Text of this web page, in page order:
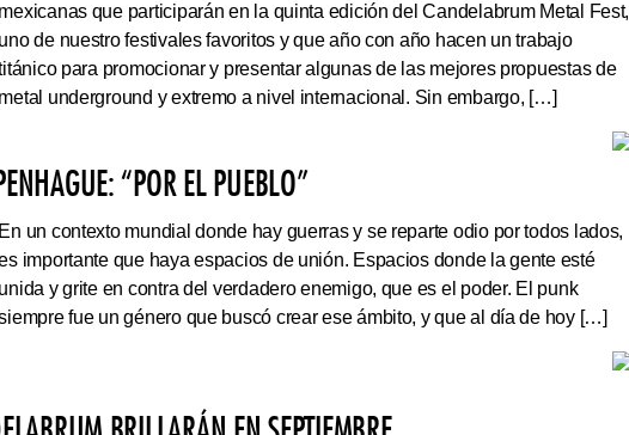
mexicanas que participarán en la quinta edición del Candelabrum Metal Fest,
uno de nuestro festivales favoritos y que año con año hacen un trabajo
para promocionar y presentar algunas de las mejores propuestas de
metal underground y extremo a nivel internacional. Sin embargo, […]
“POR EL PUEBLO”
En un contexto mundial donde hay guerras y se reparte odio por todos lados,
importante que haya espacios de unión. Espacios donde la gente esté
unida y grite en contra del verdadero enemigo, que es el poder. El punk
fue un género que buscó crear ese ámbito, y que al día de hoy […]